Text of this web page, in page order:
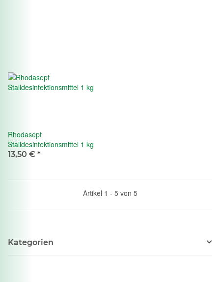
Rhodasept
Stalldesinfektionsmittel 1 kg
13,50 € *
Artikel 1 - 5 von 5
Kategorien